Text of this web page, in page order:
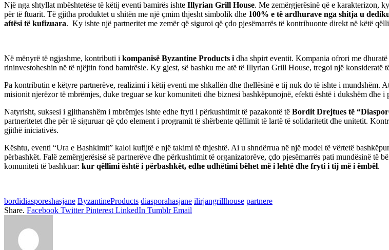
Një nga shtyllat mbështetëse të këtij eventi bamirës ishte Illyrian Grill House. Me zemërgjerësinë që e karakterizon,
për të ftuarit. Të gjitha produktet u shitën me një çmim thjesht simbolik dhe 100% e të ardhurave nga shitja u
aftësi të kufizuara. Ky ishte një partneritet me zemër që siguroi që çdo pjesëmarrës të kontribuonte direkt në këtë
Në mënyrë të ngjashme, kontributi i kompanisë Byzantine Products i dha shpirt eventit. Kompania ofrori me
rininvestoheshin në të njëjtin fond bamirësie. Ky gjest, së bashku me atë të Illyrian Grill House, tregoi një konsideratë
Pa kontributin e këtyre partnerëve, realizimi i këtij eventi me shkallën dhe thellësinë e tij nuk do të ishte i
misionit njerëzor të mbrëmjes, duke treguar se kur komuniteti dhe biznesi bashkëpunojnë, efekti është i dukshëm dhe i
Natyrisht, suksesi i gjithanshëm i mbrëmjes ishte edhe fryti i përkushtimit të pazakontë të Bordit Drejtues të
partneritetet dhe për të siguruar që çdo element i programit të shërbente qëllimit të lartë të solidaritetit dhe unitetit.
gjithë iniciativës.
Kështu, eventi “Ura e Bashkimit” kaloi kufijtë e një takimi të thjeshtë. Ai u shndërrua në një model të vërtetë
përbashkët. Falë zemërgjerësisë së partnerëve dhe përkushtimit të organizatorëve, çdo pjesëmarrës pati mundësinë
komuniteti të bashkuar: kur qëllimi është i përbashkët, edhe udhëtimi bëhet më i lehtë dhe fryti i tij më i ëmbël.
bordidiasporeshasjane ByzantineProducts diasporahasjane ilirjangrillhouse partnere
Share. Facebook Twitter Pinterest LinkedIn Tumblr Email